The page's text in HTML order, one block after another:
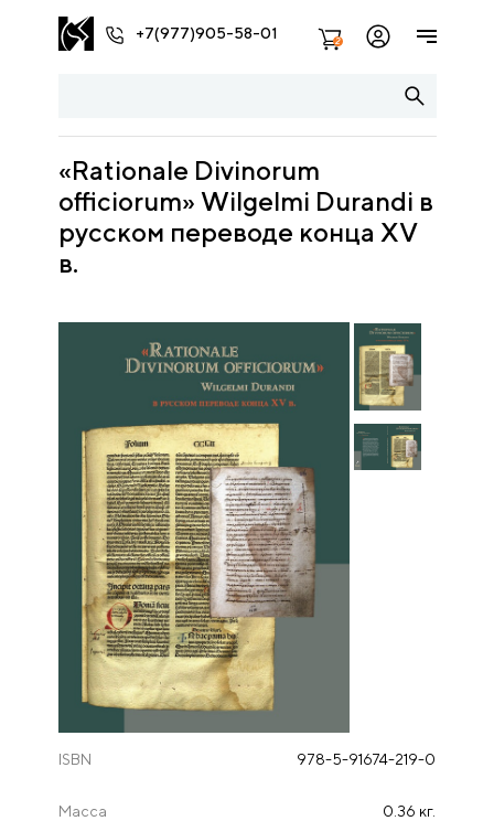
+7(977)905-58-01 2
«Rationale Divinorum
officiorum» Wilgelmi Durandi в
русском переводе конца XV
в.
ISBN 978-5-91674-219-0
Масса 0.36 кг.